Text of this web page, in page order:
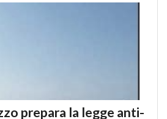
prepara la legge anti-